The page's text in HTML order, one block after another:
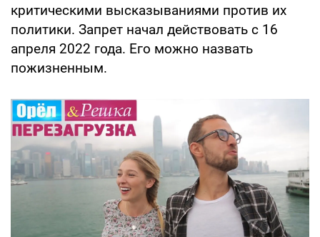
критическими высказываниями против их
политики. Запрет начал действовать с 16
апреля 2022 года. Его можно назвать
пожизненным.